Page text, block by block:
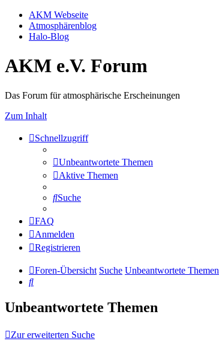
AKM Webseite
Atmosphärenblog
Halo-Blog
AKM e.V. Forum
Das Forum für atmosphärische Erscheinungen
Zum Inhalt
Schnellzugriff
Unbeantwortete Themen
Aktive Themen
Suche
FAQ
Anmelden
Registrieren
Foren-Übersicht Suche Unbeantwortete Themen
Suche
Unbeantwortete Themen
Zur erweiterten Suche